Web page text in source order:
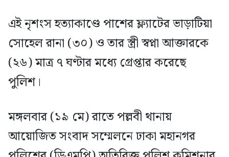
এই নৃশংস হত্যাকাণ্ডে পাশের ফ্ল্যাটের ভাড়াটিয়া
সোহেল রানা (৩০) ও তার স্ত্রী স্বপ্না আক্তারকে
(২৬) মাত্র ৭ ঘণ্টার মধ্যে গ্রেপ্তার করেছে
পুলিশ।
মঙ্গলবার (১৯ মে) রাতে পল্লবী থানায়
আয়োজিত সংবাদ সম্মেলনে ঢাকা মহানগর